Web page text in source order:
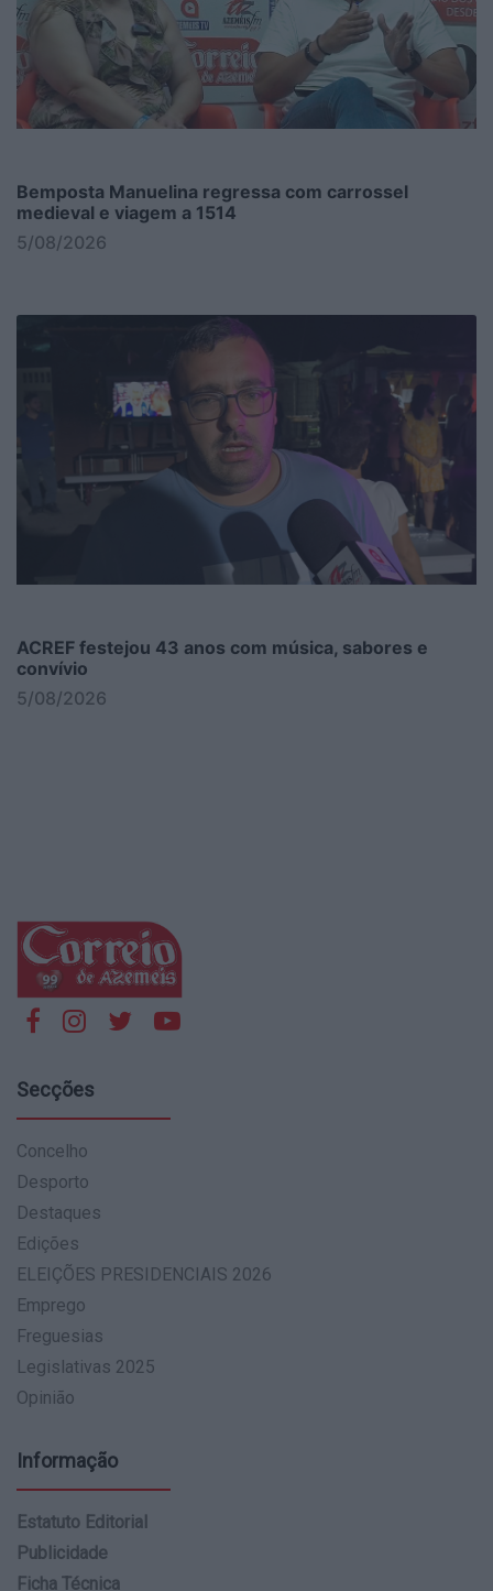
Bemposta Manuelina regressa com carrossel
medieval e viagem a 1514
5/08/2026
ACREF festejou 43 anos com música, sabores e
convívio
5/08/2026
Secções
Concelho
Desporto
Destaques
Edições
ELEIÇÕES PRESIDENCIAIS 2026
Emprego
Freguesias
Legislativas 2025
Opinião
Informação
Estatuto Editorial
Publicidade
Ficha Técnica